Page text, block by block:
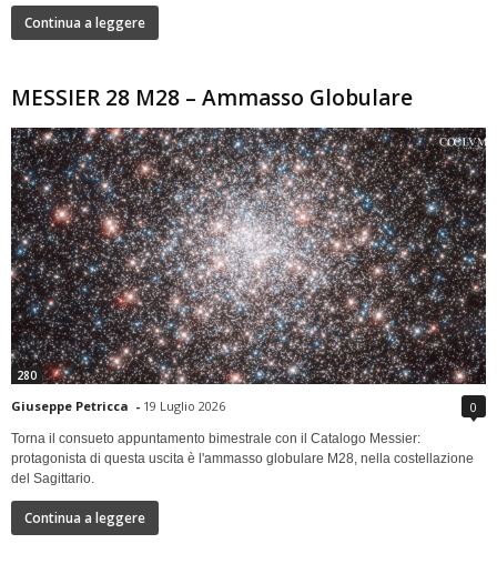
Continua a leggere
MESSIER 28 M28 – Ammasso Globulare
280
Giuseppe Petricca - 19 Luglio 2026 0
Torna il consueto appuntamento bimestrale con il Catalogo Messier:
protagonista di questa uscita è l'ammasso globulare M28, nella costellazione
del Sagittario.
Continua a leggere